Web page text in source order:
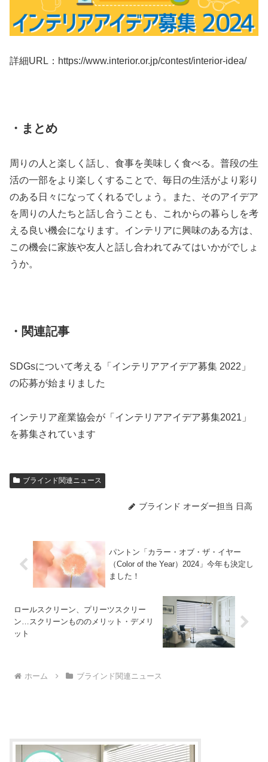
詳細URL： https://www.interior.or.jp/contest/interior-idea/
・まとめ
周りの人と楽しく話し、食事を美味しく食べる。普段の生
活の一部をより楽しくすることで、毎日の生活がより彩り
のある日々になってくれるでしょう。また、そのアイデア
を周りの人たちと話し合うことも、これからの暮らしを考
える良い機会になります。インテリアに興味のある方は、
この機会に家族や友人と話し合われてみてはいかがでしょ
うか。
・関連記事
SDGsについて考える「インテリアアイデア募集 2022」
の応募が始まりました
インテリア産業協会が「インテリアアイデア募集2021」
を募集されています
ブラインド関連ニュース
ブラインド オーダー担当 日高
パントン「カラー・オブ・ザ・イヤー
（Color of the Year）2024」今年も決定し
ました！
ロールスクリーン、プリーツスクリー
ン…スクリーンもののメリット・デメリ
ット
ホーム ブラインド関連ニュース